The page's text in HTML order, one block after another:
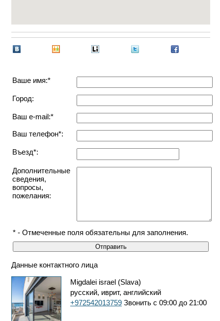
Ваше имя:*
Город:
Ваш e-mail:*
Ваш телефон*:
Въезд*:
Дополнительные
сведения,
вопросы,
пожелания:
* - Отмеченные поля обязательны для заполнения.
Данные контактного лица
Migdalei israel (Slava)
русский, иврит, английский
+972542013759 Звонить с 09:00 до 21:00